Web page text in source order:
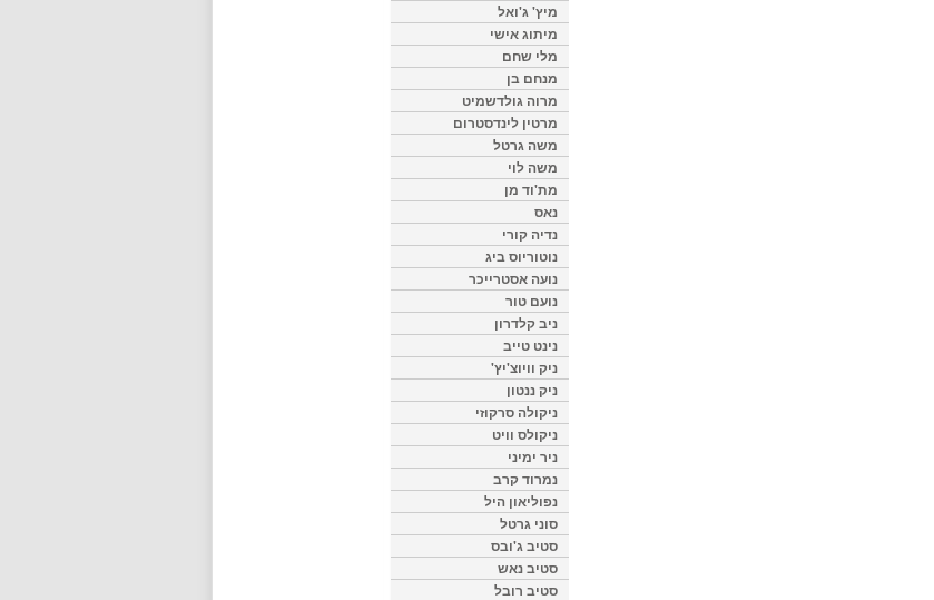
מיץ' ג'ואל
מיתוג אישי
מלי שחם
מנחם בן
מרוה גולדשמיט
מרטין לינדסטרום
משה גרטל
משה לוי
מת'וד מן
נאס
נדיה קורי
נוטוריוס ביג
נועה אסטרייכר
נועם טור
ניב קלדרון
נינט טייב
ניק וויוצ'יץ'
ניק ננטון
ניקולה סרקוזי
ניקולס וויט
ניר ימיני
נמרוד קרב
נפוליאון היל
סוני גרטל
סטיב ג'ובס
סטיב נאש
סטיב רובל